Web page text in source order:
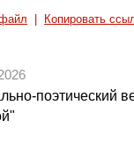
Копировать
поэтический